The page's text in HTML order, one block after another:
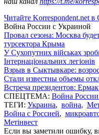
Читайте Korrespondent.net в
Война России с Украиной
Провал сезона: Москва
турсектора Крыма
У Сухопутних військах
Інтернаціональних легіонів
Взрыв в Сыктывкаре:
Стали известны объемы
Встреча президентов:
СПЕЦТЕМА: Война
ТЕГИ: Украина, война,
Война с Россией,
Метінвест
Если вы заметили ошибку,